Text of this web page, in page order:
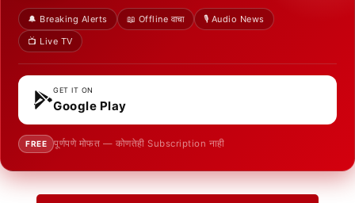
🔔 Breaking Alerts 📖 Offline वाचा
🎙️ Audio News
📺 Live TV
GET IT ON
Google Play
FREE पूर्णपणे मोफत — कोणतेही Subscription नाही